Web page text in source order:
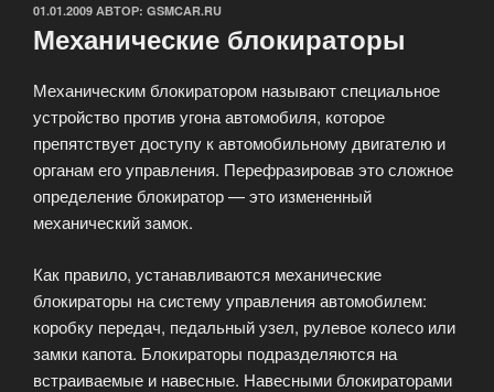
ОПУБЛИКОВАНО
01.01.2009 АВТОР: GSMCAR.RU
Механические блокираторы
Механическим блокиратором называют специальное
устройство против угона автомобиля, которое
препятствует доступу к автомобильному двигателю и
органам его управления. Перефразировав это сложное
определение блокиратор — это измененный
механический замок.
Как правило, устанавливаются механические
блокираторы на систему управления автомобилем:
коробку передач, педальный узел, рулевое колесо или
замки капота. Блокираторы подразделяются на
встраиваемые и навесные. Навесными блокираторами